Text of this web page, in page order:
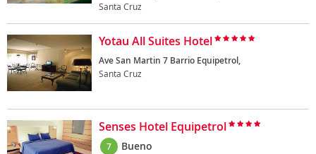
Santa Cruz
Yotau All Suites Hotel
Ave San Martin 7 Barrio Equipetrol,
Santa Cruz
Senses Hotel Equipetrol
7 Bueno